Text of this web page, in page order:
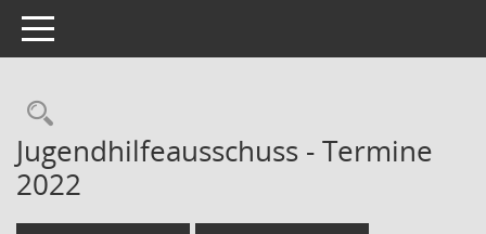
Toggle navigation
Rechercheauswahl
Jugendhilfeausschuss - Termine
2022